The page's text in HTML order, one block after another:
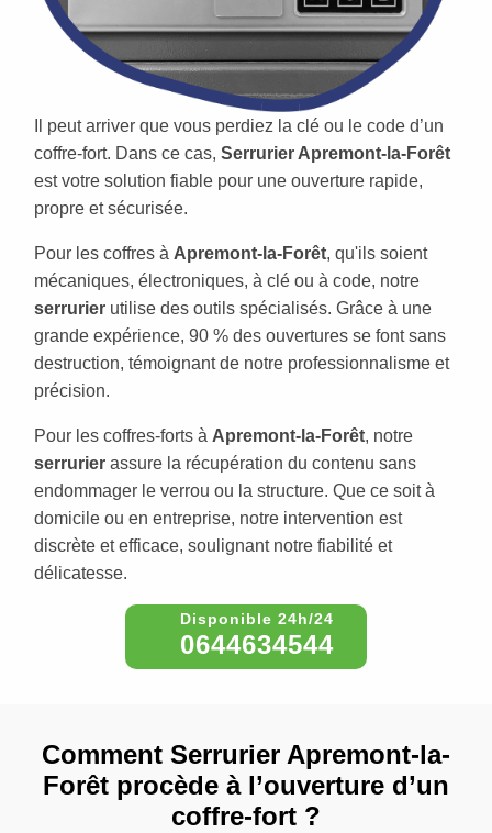
Il peut arriver que vous perdiez la clé ou le code d’un
coffre-fort. Dans ce cas, Serrurier Apremont-la-Forêt
est votre solution fiable pour une ouverture rapide,
propre et sécurisée.
Pour les coffres à Apremont-la-Forêt, qu'ils soient
mécaniques, électroniques, à clé ou à code, notre
serrurier utilise des outils spécialisés. Grâce à une
grande expérience, 90 % des ouvertures se font sans
destruction, témoignant de notre professionnalisme et
précision.
Pour les coffres-forts à Apremont-la-Forêt, notre
serrurier assure la récupération du contenu sans
endommager le verrou ou la structure. Que ce soit à
domicile ou en entreprise, notre intervention est
discrète et efficace, soulignant notre fiabilité et
délicatesse.
0644634544
Comment Serrurier Apremont-la-
Forêt procède à l’ouverture d’un
coffre-fort ?